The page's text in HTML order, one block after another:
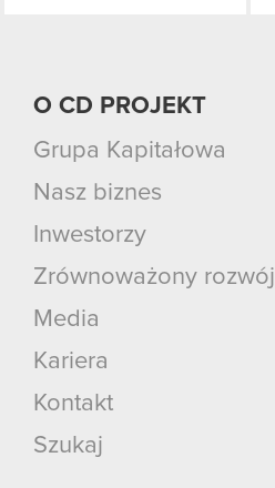
O CD PROJEKT
Grupa Kapitałowa
Nasz biznes
Inwestorzy
Zrównoważony rozwój
Media
Kariera
Kontakt
Szukaj